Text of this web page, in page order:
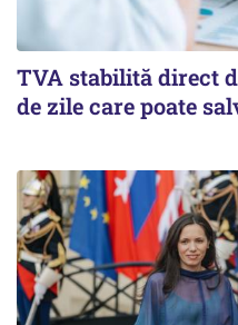
TVA stabilită direct
de zile care poate